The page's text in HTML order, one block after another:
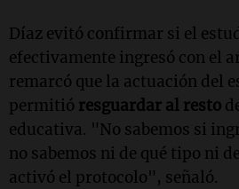
Díaz evitó confirmar si el
efectivamente ingresó con el
remarcó que la actuación del
permitió resguardar al resto
educativa. "No sabemos si
no sabemos ni de qué tipo ni
activó el protocolo", señaló.